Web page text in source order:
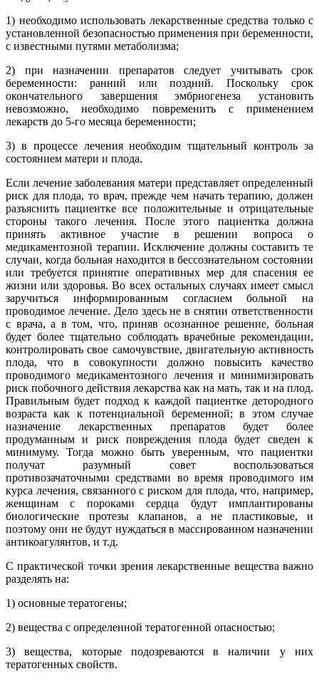
1) необходимо использовать лекарственные средства только с
установленной безопасностью применения при беременности,
с известными путями метаболизма;
2) при назначении препаратов следует учитывать срок
беременности: ранний или поздний. Поскольку срок
окончательного завершения эмбриогенеза установить
невозможно, необходимо повременить с применением
лекарств до 5-го месяца беременности;
3) в процессе лечения необходим тщательный контроль за
состоянием матери и плода.
Если лечение заболевания матери представляет определенный
риск для плода, то врач, прежде чем начать терапию, должен
разъяснить пациентке все положительные и отрицательные
стороны такого лечения. После этого пациентка должна
принять активное участие в решении вопроса о
медикаментозной терапии. Исключение должны составить те
случаи, когда больная находится в бессознательном состоянии
или требуется принятие оперативных мер для спасения ее
жизни или здоровья. Во всех остальных случаях имеет смысл
заручиться информированным согласием больной на
проводимое лечение. Дело здесь не в снятии ответственности
с врача, а в том, что, приняв осознанное решение, больная
будет более тщательно соблюдать врачебные рекомендации,
контролировать свое самочувствие, двигательную активность
плода, что в совокупности должно повысить качество
проводимого медикаментозного лечения и минимизировать
риск побочного действия лекарства как на мать, так и на плод.
Правильным будет подход к каждой пациентке детородного
возраста как к потенциальной беременной; в этом случае
назначение лекарственных препаратов будет более
продуманным и риск повреждения плода будет сведен к
минимуму. Тогда можно быть уверенным, что пациентки
получат разумный совет воспользоваться
противозачаточными средствами во время проводимого им
курса лечения, связанного с риском для плода, что, например,
женщинам с пороками сердца будут имплантированы
биологические протезы клапанов, а не пластиковые, и
поэтому они не будут нуждаться в массированном назначении
антикоагулянтов, и т.д.
С практической точки зрения лекарственные вещества важно
разделять на:
1) основные тератогены;
2) вещества с определенной тератогенной опасностью;
3) вещества, которые подозреваются в наличии у них
тератогенных свойств.